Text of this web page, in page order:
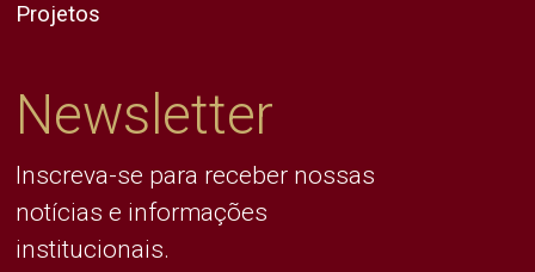
Projetos
Newsletter
Inscreva-se para receber nossas
notícias e informações
institucionais.